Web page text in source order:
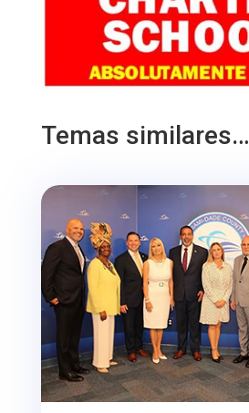
Temas similares…